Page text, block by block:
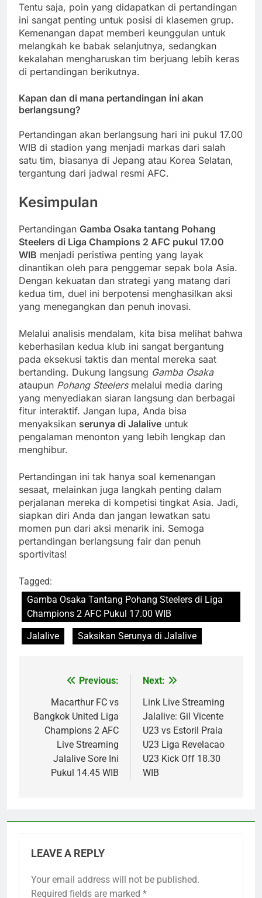
Tentu saja, poin yang didapatkan di pertandingan
ini sangat penting untuk posisi di klasemen grup.
Kemenangan dapat memberi keunggulan untuk
melangkah ke babak selanjutnya, sedangkan
kekalahan mengharuskan tim berjuang lebih keras
di pertandingan berikutnya.
Kapan dan di mana pertandingan ini akan
berlangsung?
Pertandingan akan berlangsung hari ini pukul 17.00
WIB di stadion yang menjadi markas dari salah
satu tim, biasanya di Jepang atau Korea Selatan,
tergantung dari jadwal resmi AFC.
Kesimpulan
Pertandingan Gamba Osaka tantang Pohang
Steelers di Liga Champions 2 AFC pukul 17.00
WIB menjadi peristiwa penting yang layak
dinantikan oleh para penggemar sepak bola Asia.
Dengan kekuatan dan strategi yang matang dari
kedua tim, duel ini berpotensi menghasilkan aksi
yang menegangkan dan penuh inovasi.
Melalui analisis mendalam, kita bisa melihat bahwa
keberhasilan kedua klub ini sangat bergantung
pada eksekusi taktis dan mental mereka saat
bertanding. Dukung langsung Gamba Osaka
ataupun Pohang Steelersmelalui media daring
yang menyediakan siaran langsung dan berbagai
fitur interaktif. Jangan lupa, Anda bisa
menyaksikan serunya di Jalalive untuk
pengalaman menonton yang lebih lengkap dan
menghibur.
Pertandingan ini tak hanya soal kemenangan
sesaat, melainkan juga langkah penting dalam
perjalanan mereka di kompetisi tingkat Asia. Jadi,
siapkan diri Anda dan jangan lewatkan satu
momen pun dari aksi menarik ini. Semoga
pertandingan berlangsung fair dan penuh
sportivitas!
Tagged:
Gamba Osaka Tantang Pohang Steelers di Liga
Champions 2 AFC Pukul 17.00 WIB
Jalalive
Saksikan Serunya di Jalalive
navigation
Previous:
Macarthur FC vs
Bangkok United Liga
Champions 2 AFC
Live Streaming
Jalalive Sore Ini
Pukul 14.45 WIB
Next:
Link Live Streaming
Jalalive: Gil Vicente
U23 vs Estoril Praia
U23 Liga Revelacao
U23 Kick Off 18.30
WIB
LEAVE A REPLY
Your email address will not be published.
Required fields are marked *